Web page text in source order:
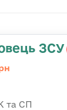
ЗСУ
та СП